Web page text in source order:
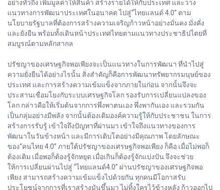
อย่างทั่วถึง เพิ่มมูลค่าให้สินค้า สร้างรายได้ให้กับประเทศ และวาง
แนวทางการพัฒนาประเทศในอนาคต ไปสู่“ไทยแลนด์ 4.0” ตาม
นโยบายรัฐบาลที่ต้องการสร้างความเจริญก้าวหน้าอย่างมั่นคง มั่งคั่ง
และยังยืน พร้อมทั้งเดินหน้าประเทศไทยตามแนวทางประชาธิปไตยที่
สมบูรณ์ตามหลักสากล
ปรัชญาของเศรษฐกิจพอเพียงจะเป็นแนวทางในการพัฒนา ที่นำไปสู่
ความยั่งยืนได้อย่างไรนั้น สิ่งสำคัญก็คือการพัฒนาทรัพยากรมนุษย์ของ
ประเทศ และการสร้างความเข้มแข็งจากภายในก่อน จากนั้นจึงจะ
ประสานเชื่อมโยงกับระบบเศรษฐกิจโลก รองรับการเปลี่ยนแปลงของ
โลก กล่าวคือให้เริ่มต้นจากการพึ่งพาตนเอง พึ่งพากันเอง และรวมกัน
เป็นกลุ่มอย่างมีพลัง จากนั้นต้องเติมองค์ความรู้ให้กับประชาชน ในการ
สร้างการรับรู้ เข้าใจถึงปัญหาที่ผ่านมา เข้าใจถึงแนวทางของการ
พัฒนาในวันข้างหน้า และมีการเติบโตอย่างมีคุณภาพ โดยลักษณะ
ของ“คนไทย 4.0” ภายใต้ปรัชญาของเศรษฐกิจพอเพียง ก็คือ เมื่อไม่พอก็
ต้องเติม เมื่อพอก็ต้องรู้จักหยุด เมื่อเกินก็ต้องรู้จักแบ่งปัน จึงจะช่วย
ให้การเปลี่ยนผ่านไปสู่ “ไทยแลนด์4.0” ผ่านปรัชญาของเศรษฐกิจพอ
เพียง สามารถสร้างความเข้มแข็งไปด้วยกัน ทุกคนมีโอกาสรับ
ประโยชน์จากการที่เราสร้างมันขึ้นมา ไม่ทิ้งใครไว้ข้างหลัง ก้าวออกไป